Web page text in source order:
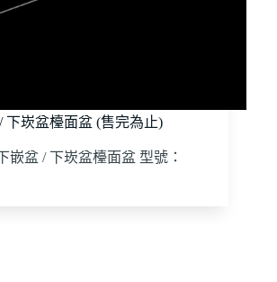
下崁盆檯面盆 (售完為止)
嵌盆 / 下崁盆檯面盆 型號：